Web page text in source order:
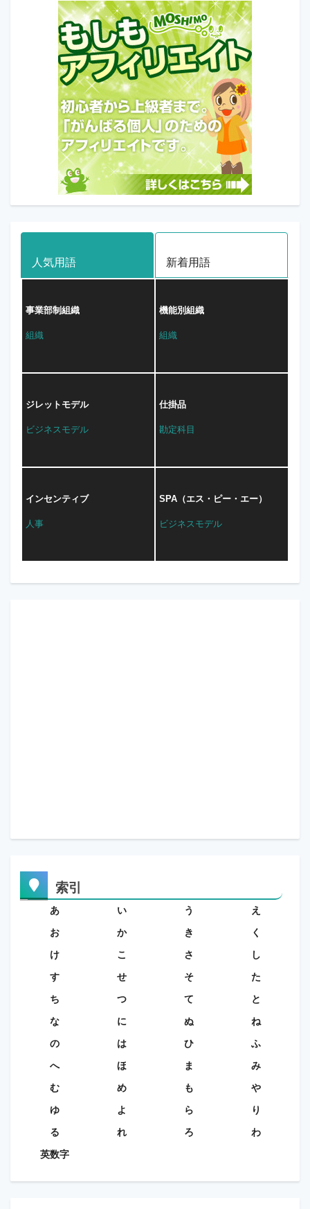
人気用語 新着用語
事業部制組織
組織
機能別組織
組織
ジレットモデル
ビジネスモデル
仕掛品
勘定科目
インセンティブ
人事
SPA（エス・ピー・エー）
ビジネスモデル
索引
あ い う
え
お
か き
く
け
こ さ
し
す
せ そ
た
ち
つ て
と
な
に ぬ
ね
の
は ひ
ふ
へ
ほ ま
み
む
め も
や
ゆ
よ ら
り
る
れ ろ
わ
英数字